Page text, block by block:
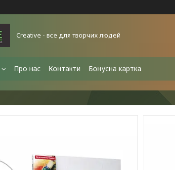
Creative - все для творчих людей
Про нас Контакти Бонусна картка